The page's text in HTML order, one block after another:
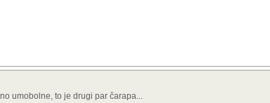
umobolne, to je drugi par čarapa...